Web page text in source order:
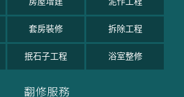
套房裝修 拆除工程
抿石子工程 浴室整修
翻修服務